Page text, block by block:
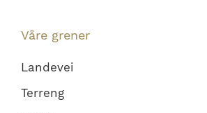
Våre grener
Landevei
Terreng